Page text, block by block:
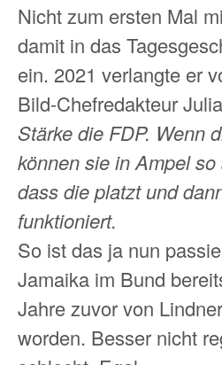
Nicht zum ersten Mal
damit in das
ein. 2021 verlangte er
Bild-Chefredakteur
Stärke die FDP. Wenn
können sie in Ampel
dass die platzt und
funktioniert.
So ist das ja nun
Jamaika im Bund
Jahre zuvor von
worden. Besser nicht